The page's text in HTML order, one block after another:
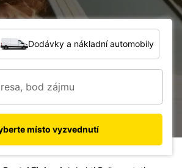
Dodávky a nákladní automobily
místo vyzvednutí